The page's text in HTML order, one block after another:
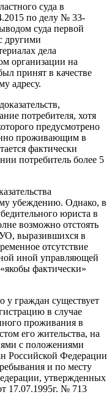
суда в
по делу № 33-
суда первой
другими
дела
организации на
принят в качестве
адресу.
потребителя, хотя
предусмотрено
проживающим в
фактически
потребитель более 5
убеждению. Однако, в
юриста в
возможно отстоять
выразившихся в
отсутствие
иной управляющей
фактически»
у граждан существует
в случае
проживания в
его жительства, на
с положениями
Российской Федерации
и по месту
утвержденных
17.07.1995г. № 713